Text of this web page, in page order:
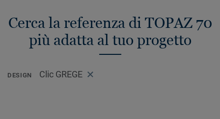
Cerca la referenza di TOPAZ 70
più adatta al tuo progetto
DESIGN Clic GREGE